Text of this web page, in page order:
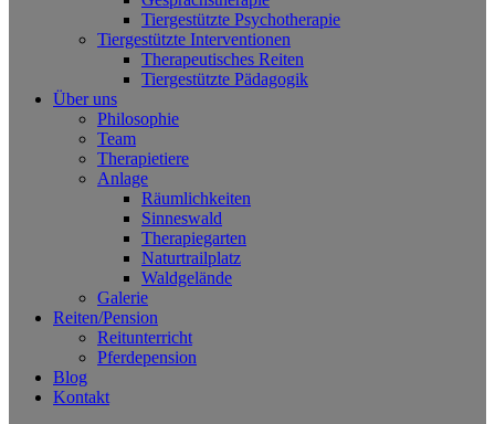
Tiergestützte Psychotherapie
Tiergestützte Interventionen
Therapeutisches Reiten
Tiergestützte Pädagogik
Über uns
Philosophie
Team
Therapietiere
Anlage
Räumlichkeiten
Sinneswald
Therapiegarten
Naturtrailplatz
Waldgelände
Galerie
Reiten/Pension
Reitunterricht
Pferdepension
Blog
Kontakt